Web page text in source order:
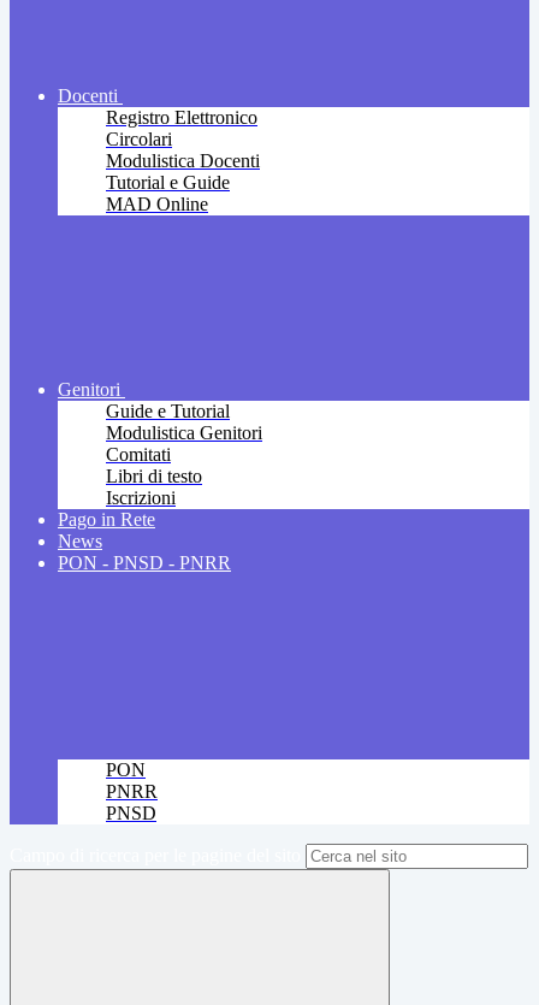
Docenti
Registro Elettronico
Circolari
Modulistica Docenti
Tutorial e Guide
MAD Online
Genitori
Guide e Tutorial
Modulistica Genitori
Comitati
Libri di testo
Iscrizioni
Pago in Rete
News
PON - PNSD - PNRR
PON
PNRR
PNSD